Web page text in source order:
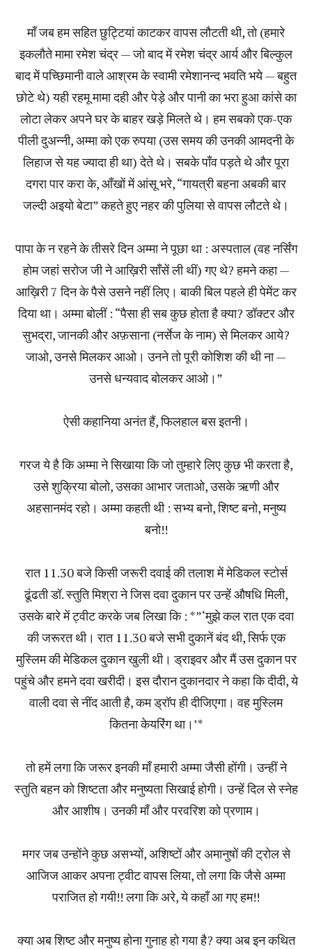
माँ जब हम सहित छुट्टियां काटकर वापस लौटती थी, तो (हमारे
इकलौते मामा रमेश चंद्र — जो बाद में रमेश चंद्र आर्य और बिल्कुल
बाद में पच्छिमानी वाले आश्रम के स्वामी रमेशानन्द भवति भये — बहुत
छोटे थे) यही रहमू मामा दही और पेड़े और पानी का भरा हुआ कांसे का
लोटा लेकर अपने घर के बाहर खड़े मिलते थे। हम सबको एक-एक
पीली दुअन्नी, अम्मा को एक रुपया (उस समय की उनकी आमदनी के
लिहाज से यह ज्यादा ही था) देते थे। सबके पाँव पड़ते थे और पूरा
दगरा पार करा के, आँखों में आंसू भरे, “गायत्री बहना अबकी बार
जल्दी अइयो बेटा” कहते हुए नहर की पुलिया से वापस लौटते थे।
पापा के न रहने के तीसरे दिन अम्मा ने पूछा था : अस्पताल (वह नर्सिंग
होम जहां सरोज जी ने आख़िरी साँसें ली थीं) गए थे? हमने कहा —
आख़िरी 7 दिन के पैसे उसने नहीं लिए। बाकी बिल पहले ही पेमेंट कर
दिया था। अम्मा बोलीं : “पैसा ही सब कुछ होता है क्या? डॉक्टर और
सुभद्रा, जानकी और अफ़साना (नर्सेज के नाम) से मिलकर आये?
जाओ, उनसे मिलकर आओ। उनने तो पूरी कोशिश की थी ना —
उनसे धन्यवाद बोलकर आओ।”
ऐसी कहानिया अनंत हैं, फिलहाल बस इतनी।
गरज ये है कि अम्मा ने सिखाया कि जो तुम्हारे लिए कुछ भी करता है,
उसे शुक्रिया बोलो, उसका आभार जताओ, उसके ऋणी और
अहसानमंद रहो। अम्मा कहती थी : सभ्य बनो, शिष्ट बनो, मनुष्य
बनो!!
रात 11.30 बजे किसी जरूरी दवाई की तलाश में मेडिकल स्टोर्स
ढूंढती डॉ. स्तुति मिश्रा ने जिस दवा दुकान पर उन्हें औषधि मिली,
उसके बारे में ट्वीट करके जब लिखा कि : *”‘मुझे कल रात एक दवा
की जरूरत थी। रात 11.30 बजे सभी दुकानें बंद थी, सिर्फ एक
मुस्लिम की मेडिकल दुकान खुली थी। ड्राइवर और मैं उस दुकान पर
पहुंचे और हमने दवा खरीदी। इस दौरान दुकानदार ने कहा कि दीदी, ये
वाली दवा से नींद आती है, कम ड्रॉप ही दीजिएगा। वह मुस्लिम
कितना केयरिंग था।’*
तो हमें लगा कि जरूर इनकी माँ हमारी अम्मा जैसी होंगी। उन्हीं ने
स्तुति बहन को शिष्टता और मनुष्यता सिखाई होगी। उन्हें दिल से स्नेह
और आशीष। उनकी माँ और परवरिश को प्रणाम।
मगर जब उन्होंने कुछ असभ्यों, अशिष्टों और अमानुषों की ट्रोल से
आजिज आकर अपना ट्वीट वापस लिया, तो लगा कि जैसे अम्मा
पराजित हो गयी!! लगा कि अरे, ये कहाँ आ गए हम!!
क्या अब शिष्ट और मनुष्य होना गुनाह हो गया है? क्या अब इन कथित